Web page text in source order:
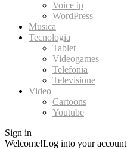
Voice ip
WordPress
Musica
Tecnologia
Tablet
Videogames
Telefonia
Televisione
Video
Cartoons
Youtube
Sign in
Welcome!Log into your account